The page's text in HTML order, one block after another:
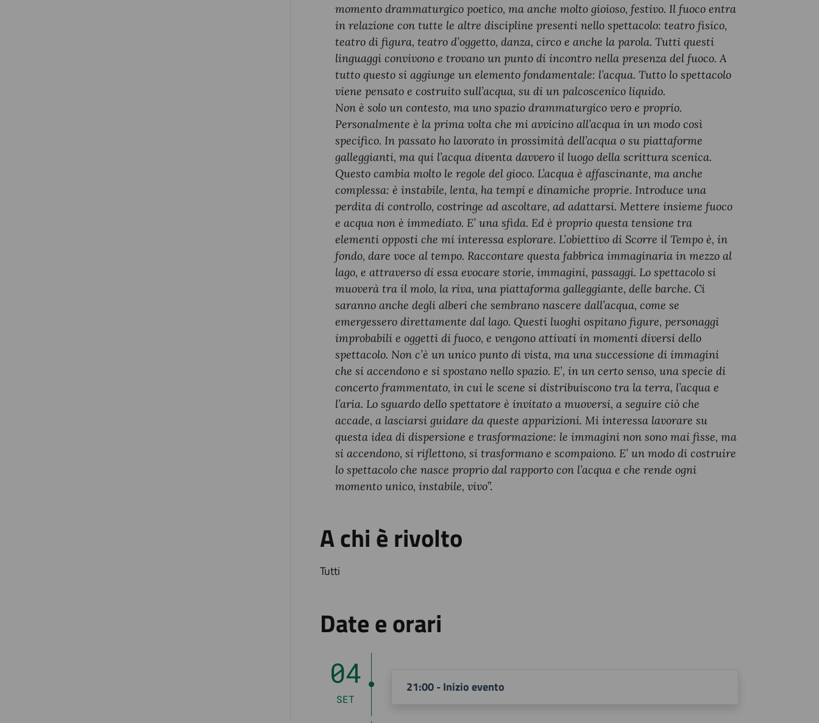
momento drammaturgico poetico, ma anche molto gioioso, festivo. Il fuoco entra
in relazione con tutte le altre discipline presenti nello spettacolo: teatro fisico,
teatro di figura, teatro d’oggetto, danza, circo e anche la parola. Tutti questi
linguaggi convivono e trovano un punto di incontro nella presenza del fuoco. A
tutto questo si aggiunge un elemento fondamentale: l’acqua. Tutto lo spettacolo
viene pensato e costruito sull’acqua, su di un palcoscenico liquido.
Non è solo un contesto, ma uno spazio drammaturgico vero e proprio.
Personalmente è la prima volta che mi avvicino all’acqua in un modo così
specifico. In passato ho lavorato in prossimità dell’acqua o su piattaforme
galleggianti, ma qui l’acqua diventa davvero il luogo della scrittura scenica.
Questo cambia molto le regole del gioco. L’acqua è affascinante, ma anche
complessa: è instabile, lenta, ha tempi e dinamiche proprie. Introduce una
perdita di controllo, costringe ad ascoltare, ad adattarsi. Mettere insieme fuoco
e acqua non è immediato. E’ una sfida. Ed è proprio questa tensione tra
elementi opposti che mi interessa esplorare. L’obiettivo di Scorre il Tempo è, in
fondo, dare voce al tempo. Raccontare questa fabbrica immaginaria in mezzo al
lago, e attraverso di essa evocare storie, immagini, passaggi. Lo spettacolo si
muoverà tra il molo, la riva, una piattaforma galleggiante, delle barche. Ci
saranno anche degli alberi che sembrano nascere dall’acqua, come se
emergessero direttamente dal lago. Questi luoghi ospitano figure, personaggi
improbabili e oggetti di fuoco, e vengono attivati in momenti diversi dello
spettacolo. Non c’è un unico punto di vista, ma una successione di immagini
che si accendono e si spostano nello spazio. E’, in un certo senso, una specie di
concerto frammentato, in cui le scene si distribuiscono tra la terra, l’acqua e
l’aria. Lo sguardo dello spettatore è invitato a muoversi, a seguire ciò che
accade, a lasciarsi guidare da queste apparizioni. Mi interessa lavorare su
questa idea di dispersione e trasformazione: le immagini non sono mai fisse, ma
si accendono, si riflettono, si trasformano e scompaiono. E’ un modo di costruire
lo spettacolo che nasce proprio dal rapporto con l’acqua e che rende ogni
momento unico, instabile, vivo”.
A chi è rivolto
Tutti
Date e orari
04
SET
21:00 - Inizio evento